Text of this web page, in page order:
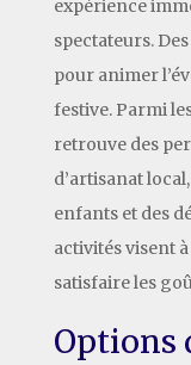
expérience
spectateurs.
pour animer
festive. Parmi
retrouve des
d’artisanat
enfants et des
activités visent
satisfaire les
Options